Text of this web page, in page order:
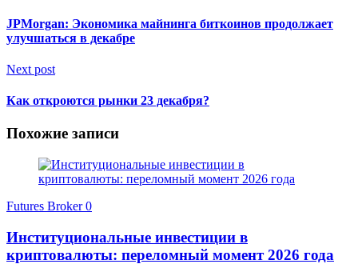
JPMorgan: Экономика майнинга биткоинов продолжает
улучшаться в декабре
Next post
Как откроются рынки 23 декабря?
Похожие записи
Futures Broker0
Институциональные инвестиции в
криптовалюты: переломный момент 2026 года